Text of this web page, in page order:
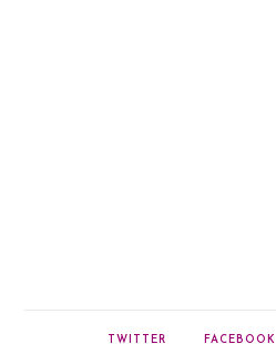
TWITTER FACEBOOK